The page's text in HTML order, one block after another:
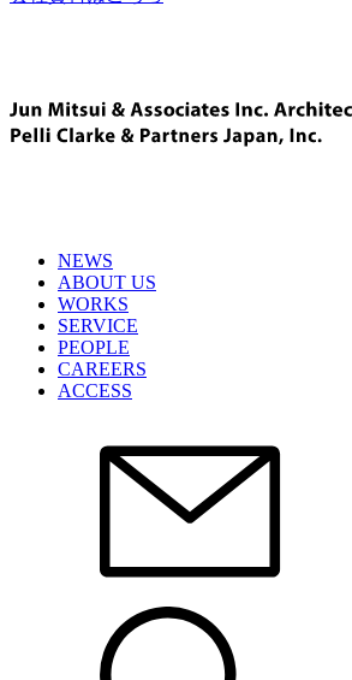
NEWS
ABOUT US
WORKS
SERVICE
PEOPLE
CAREERS
ACCESS